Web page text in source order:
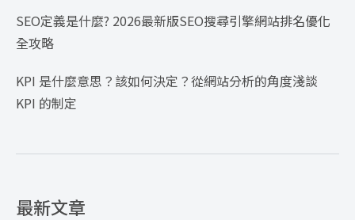
SEO定義是什麼? 2026最新版SEO搜尋引擎網站排名優化
全攻略
KPI 是什麼意思？該如何決定？從網站分析的角度淺談
KPI 的制定
最新文章